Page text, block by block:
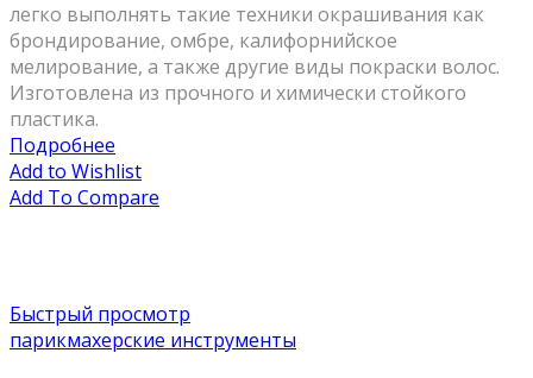
легко выполнять такие техники окрашивания как
брондирование, омбре, калифорнийское
мелирование, а также другие виды покраски волос.
Изготовлена из прочного и химически стойкого
пластика.
Подробнее
Add to Wishlist
Add To Compare
Быстрый просмотр
парикмахерские инструменты